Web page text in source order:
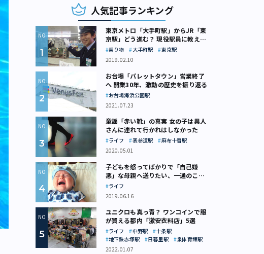
人気記事ランキング
東京メトロ「大手町駅」からJR「東
京駅」どう進む？ 現役駅員に教えて
もらいました
乗り物 大手町駅
東京駅
2019.02.10
お台場「パレットタウン」営業終了
へ 開業30年、激動の歴史を振り返る
お台場海浜公園駅
2021.07.23
童謡「赤い靴」の真実 女の子は異人
さんに連れて行かれはしなかった
ライフ 表参道駅
麻布十番駅
2020.05.01
子どもを怒ってばかりで「自己嫌
悪」な母親へ送りたい、一通のここ
ろの処方箋
ライフ
2019.06.16
ユニクロも真っ青？ ワンコインで服
が買える都内「激安衣料店」5選
ライフ 中野駅
十条駅
地下鉄赤塚駅
日暮里駅
泉体育館駅
2022.01.07